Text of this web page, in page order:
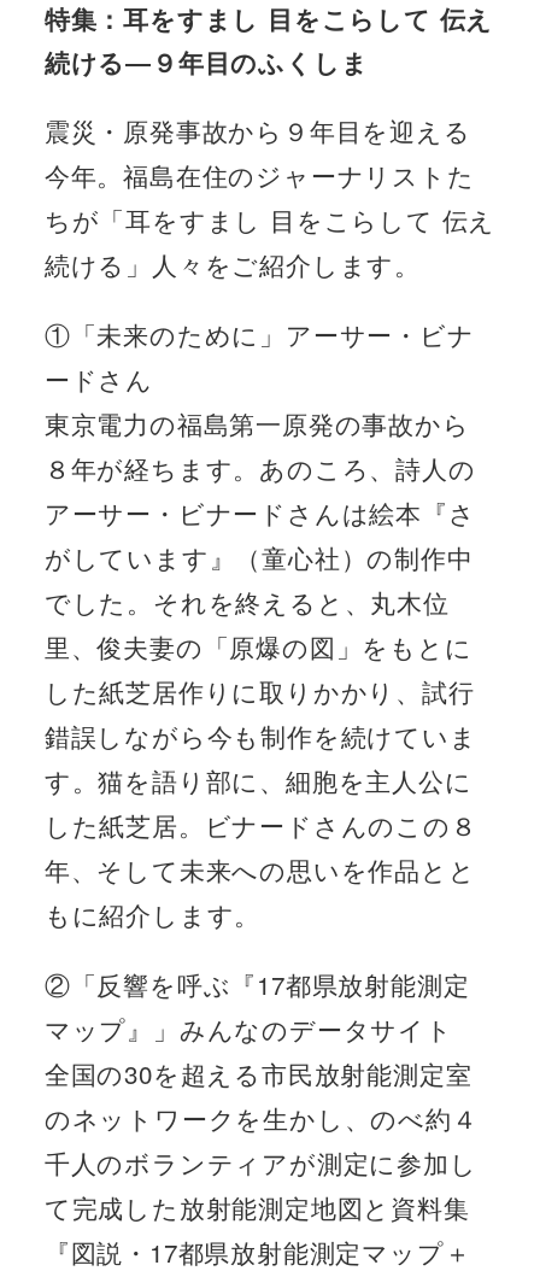
特集：耳をすまし 目をこらして 伝え
続ける―９年目のふくしま
震災・原発事故から９年目を迎える
今年。福島在住のジャーナリストた
ちが「耳をすまし 目をこらして 伝え
続ける」人々をご紹介します。
①「未来のために」アーサー・ビナ
ードさん
東京電力の福島第一原発の事故から
８年が経ちます。あのころ、詩人の
アーサー・ビナードさんは絵本『さ
がしています』（童心社）の制作中
でした。それを終えると、丸木位
里、俊夫妻の「原爆の図」をもとに
した紙芝居作りに取りかかり、試行
錯誤しながら今も制作を続けていま
す。猫を語り部に、細胞を主人公に
した紙芝居。ビナードさんのこの８
年、そして未来への思いを作品とと
もに紹介します。
②「反響を呼ぶ『17都県放射能測定
マップ』」みんなのデータサイト
全国の30を超える市民放射能測定室
のネットワークを生かし、のべ約４
千人のボランティアが測定に参加し
て完成した放射能測定地図と資料集
『図説・17都県放射能測定マップ＋